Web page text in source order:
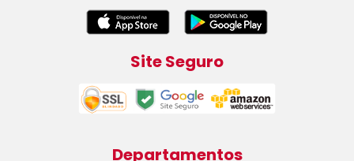
Site Seguro
Departamentos